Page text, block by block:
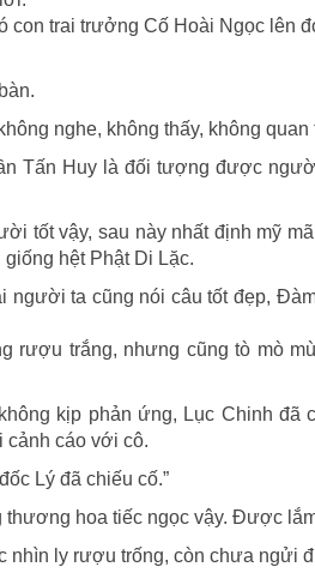
con trai trưởng Cố Hoài Ngọc lên
nghe, không thấy, không quan
Tấn Huy là đối tượng được
tốt vậy, sau này nhất định mỹ
hệt Phật Di Lặc.
ta cũng nói câu tốt đẹp,
rượu trắng, nhưng cũng tò mò
kịp phản ứng, Lục Chinh đã
cảnh cáo với cô.
Lý đã chiếu cố.”
hoa tiếc ngọc vậy. Được
nhìn ly rượu trống, còn chưa ngửi